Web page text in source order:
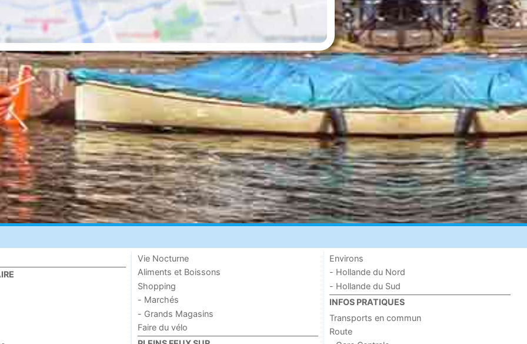
Vie Nocturne
Aliments et Boissons
Shopping
- Marchés
- Grands Magasins
Faire du vélo
Environs
- Hollande du Nord
- Hollande du Sud
INFOS PRATIQUES
Transports en commun
Route